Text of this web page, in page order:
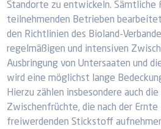
Standorte zu entwickeln. Sämtliche
teilnehmenden Betrieben
den Richtlinien des Bioland-
regelmäßigen und intensiven
Ausbringung von Untersaaten und
wird eine möglichst lange
Hierzu zählen insbesondere auch
Zwischenfrüchte, die nach der Ernte
freiwerdenden Stickstoff